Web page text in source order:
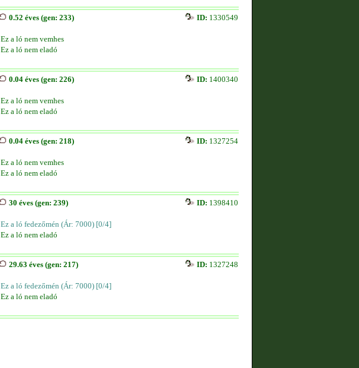
0.52 éves (gen: 233) ID: 1330549
Ez a ló nem vemhes
Ez a ló nem eladó
0.04 éves (gen: 226) ID: 1400340
Ez a ló nem vemhes
Ez a ló nem eladó
0.04 éves (gen: 218) ID: 1327254
Ez a ló nem vemhes
Ez a ló nem eladó
30 éves (gen: 239) ID: 1398410
Ez a ló fedezőmén (Ár: 7000) [0/4]
Ez a ló nem eladó
29.63 éves (gen: 217) ID: 1327248
Ez a ló fedezőmén (Ár: 7000) [0/4]
Ez a ló nem eladó